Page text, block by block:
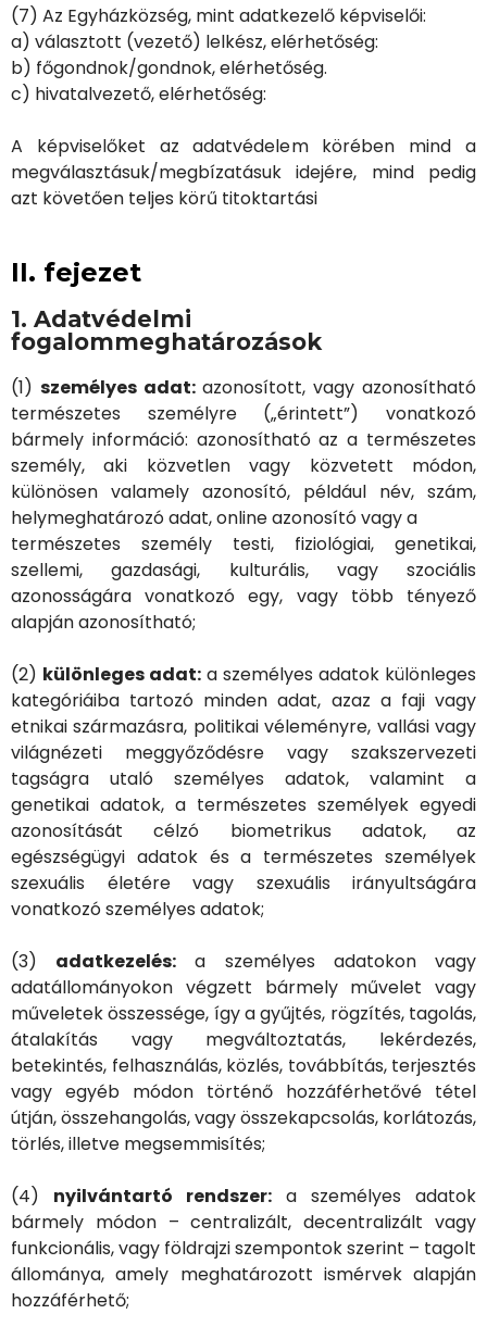
(7) Az Egyházközség, mint adatkezelő képviselői:
a) választott (vezető) lelkész, elérhetőség:
b) főgondnok/gondnok, elérhetőség.
c) hivatalvezető, elérhetőség:
A képviselőket az adatvédelem körében mind a
megválasztásuk/megbízatásuk idejére, mind pedig
azt követően teljes körű titoktartási
II. fejezet
1. Adatvédelmi
fogalommeghatározások
(1) személyes adat:azonosított, vagy azonosítható
természetes személyre („érintett”) vonatkozó
bármely információ: azonosítható az a természetes
személy, aki közvetlen vagy közvetett módon,
különösen valamely azonosító, például név, szám,
helymeghatározó adat, online azonosító vagy a
természetes személy testi, fiziológiai, genetikai,
szellemi, gazdasági, kulturális, vagy szociális
azonosságára vonatkozó egy, vagy több tényező
alapján azonosítható;
(2) különleges adat: a személyes adatok különleges
kategóriáiba tartozó minden adat, azaz a faji vagy
etnikai származásra, politikai véleményre, vallási vagy
világnézeti meggyőződésre vagy szakszervezeti
tagságra utaló személyes adatok, valamint a
genetikai adatok, a természetes személyek egyedi
azonosítását célzó biometrikus adatok, az
egészségügyi adatok és a természetes személyek
szexuális életére vagy szexuális irányultságára
vonatkozó személyes adatok;
(3) adatkezelés: a személyes adatokon vagy
adatállományokon végzett bármely művelet vagy
műveletek összessége, így a gyűjtés, rögzítés, tagolás,
átalakítás vagy megváltoztatás, lekérdezés,
betekintés, felhasználás, közlés, továbbítás, terjesztés
vagy egyéb módon történő hozzáférhetővé tétel
útján, összehangolás, vagy összekapcsolás, korlátozás,
törlés, illetve megsemmisítés;
(4) nyilvántartó rendszer: a személyes adatok
bármely módon – centralizált, decentralizált vagy
funkcionális, vagy földrajzi szempontok szerint – tagolt
állománya, amely meghatározott ismérvek alapján
hozzáférhető;